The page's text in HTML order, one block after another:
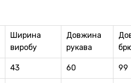
Ширина
виробу
Довжина
рукава
43 60 99